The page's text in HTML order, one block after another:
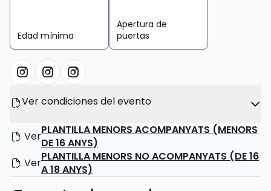
Edad mínima
Apertura de
puertas
Ver condiciones del evento
VerPLANTILLA MENORS ACOMPANYATS (MENORS
DE 16 ANYS)
VerPLANTILLA MENORS NO ACOMPANYATS (DE 16
A 18 ANYS)